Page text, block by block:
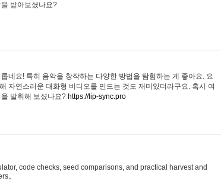
받아보셨나요?
네요! 특히 음악을 창작하는 다양한 방법을 탐험하는 게 좋아요. 요
자연스러운 대화형 비디오를 만드는 것도 재미있더라구요. 혹시 여
발휘해 보셨나요? https://lip-sync.pro
code checks, seed comparisons, and practical harvest and
。